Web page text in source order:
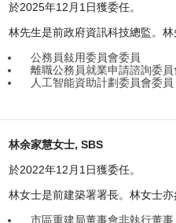
於2025年12月1日獲委任。
林先生是前政府資訊科技總監。
公務員敍用委員會委員
離職公務員就業申請諮詢委
人工智能資助計劃委員會委員
林余家慧女士, SBS
於2022年12月1日獲委任。
林女士是前建築署署長。林女士
市區重建局董事會非執行董事